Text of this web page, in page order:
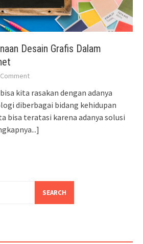
Desain Grafis Dalam
Comment
kita rasakan dengan adanya
diberbagai bidang kehidupan
bisa teratasi karena adanya solusi
SEARCH